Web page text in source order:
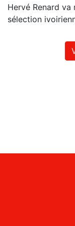
Hervé Renard
sélection